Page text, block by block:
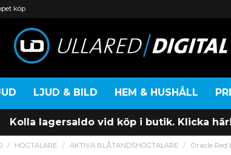
köp
LJUD & BILD HEM & HUSHÅLL
Kolla lagersaldo vid köp i butik. Klicka här!
HÖGTALARE AKTIVA BLÅTANDSHÖGTALARE Oracle Red